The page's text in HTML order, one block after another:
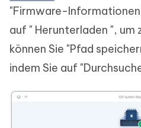
"Firmware-
auf " Herunterladen ", um
können Sie "Pfad
indem Sie auf